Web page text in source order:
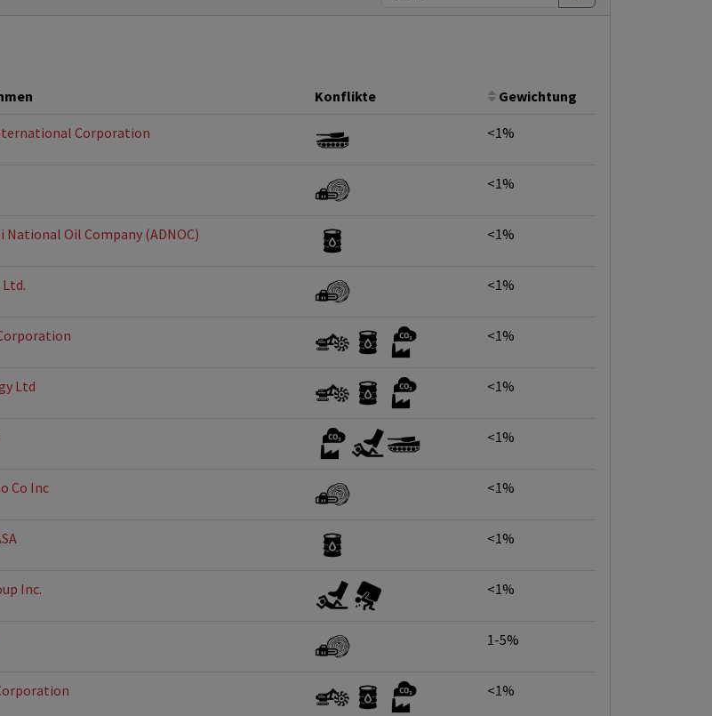
Konflikte Gewichtung
Corporation <1%
<1%
National Oil Company (ADNOC) <1%
Ltd. <1%
<1%
Ltd <1%
<1%
Co Inc <1%
<1%
Inc. <1%
1-5%
<1%